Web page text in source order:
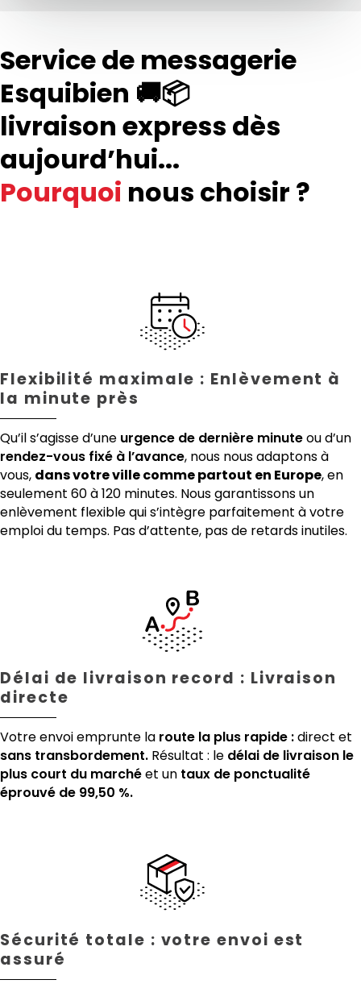
Service de messagerie
Esquibien 🚚📦
livraison express dès
aujourd’hui...
Pourquoi nous choisir ?
Flexibilité maximale : Enlèvement à
la minute près
Qu’il s’agisse d’une urgence de dernière minuteou d’un
rendez-vous fixé à l’avance, nous nous adaptons à
vous, dans votre ville comme partout en Europe, en
seulement 60 à 120 minutes. Nous garantissons un
enlèvement flexible qui s’intègre parfaitement à votre
emploi du temps. Pas d’attente, pas de retards inutiles.
Délai de livraison record : Livraison
directe
Votre envoi emprunte la route la plus rapide :direct et
sans transbordement. Résultat : le délai de livraison le
plus court du marchéet un taux de ponctualité
éprouvé de 99,50 %.
Sécurité totale : votre envoi est
assuré